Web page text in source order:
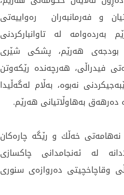
و فەرمانبەران رەواییەتی
لە تاوانباركردنی
بودجەی هەرێم، پشكی شێری
فیدراڵی، هەرچەندە رێكەوتن
نەبوە، بەڵام لەگەڵیدا
بەهاوڵاتیانی هەرێم.
خەڵك و رێگە چارەكان
لە ئەنجامدانی چاكسازی
وقاچاخچیتی دەروازەی سنوری